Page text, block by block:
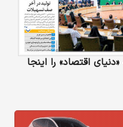
اقتصاد» را اینجا